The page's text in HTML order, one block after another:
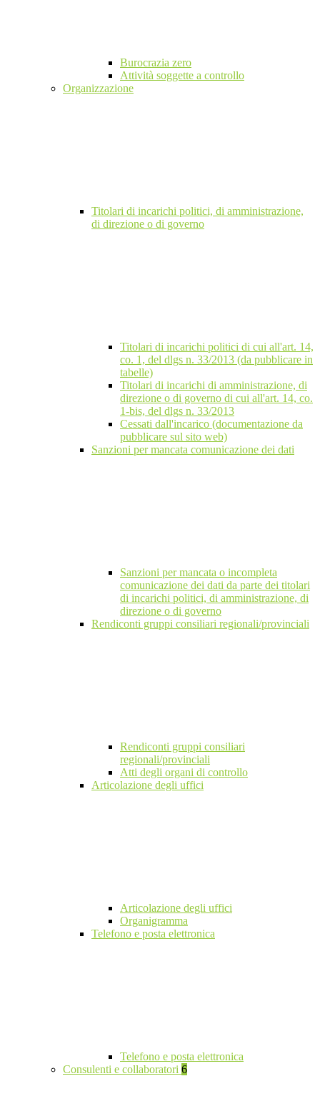
Burocrazia zero
Attività soggette a controllo
Organizzazione
Titolari di incarichi politici, di amministrazione,
di direzione o di governo
Titolari di incarichi politici di cui all'art. 14,
co. 1, del dlgs n. 33/2013 (da pubblicare in
tabelle)
Titolari di incarichi di amministrazione, di
direzione o di governo di cui all'art. 14, co.
1-bis, del dlgs n. 33/2013
Cessati dall'incarico (documentazione da
pubblicare sul sito web)
Sanzioni per mancata comunicazione dei dati
Sanzioni per mancata o incompleta
comunicazione dei dati da parte dei titolari
di incarichi politici, di amministrazione, di
direzione o di governo
Rendiconti gruppi consiliari regionali/provinciali
Rendiconti gruppi consiliari
regionali/provinciali
Atti degli organi di controllo
Articolazione degli uffici
Articolazione degli uffici
Organigramma
Telefono e posta elettronica
Telefono e posta elettronica
Consulenti e collaboratori 6